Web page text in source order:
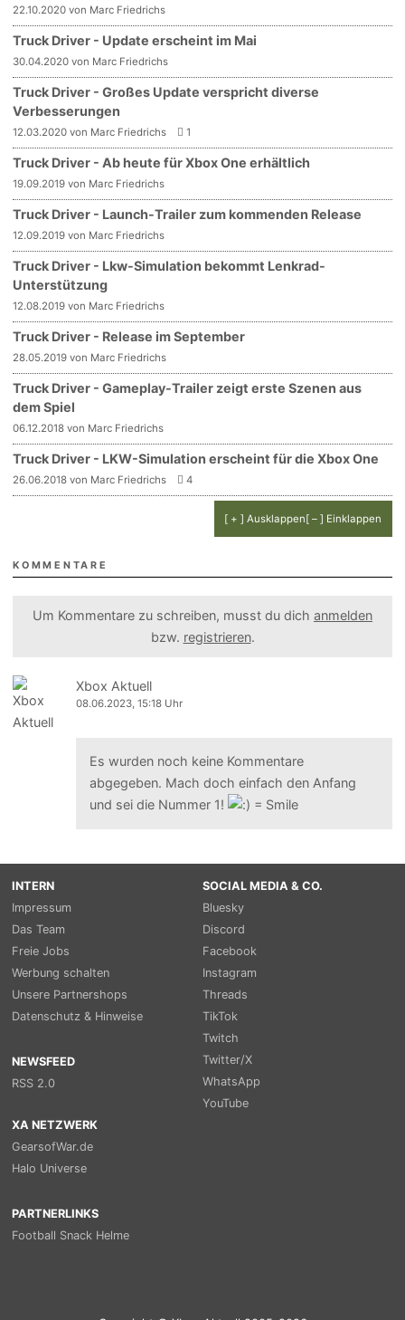
22.10.2020 von Marc Friedrichs
Truck Driver - Update erscheint im Mai
30.04.2020 von Marc Friedrichs
Truck Driver - Großes Update verspricht diverse
Verbesserungen
12.03.2020 von Marc Friedrichs 1
Truck Driver - Ab heute für Xbox One erhältlich
19.09.2019 von Marc Friedrichs
Truck Driver - Launch-Trailer zum kommenden Release
12.09.2019 von Marc Friedrichs
Truck Driver - Lkw-Simulation bekommt Lenkrad-
Unterstützung
12.08.2019 von Marc Friedrichs
Truck Driver - Release im September
28.05.2019 von Marc Friedrichs
Truck Driver - Gameplay-Trailer zeigt erste Szenen aus
dem Spiel
06.12.2018 von Marc Friedrichs
Truck Driver - LKW-Simulation erscheint für die Xbox One
26.06.2018 von Marc Friedrichs 4
[ + ] Ausklappen[ – ] Einklappen
KOMMENTARE
Um Kommentare zu schreiben, musst du dich anmelden
bzw. registrieren.
Xbox Aktuell
08.06.2023, 15:18 Uhr
Es wurden noch keine Kommentare
abgegeben. Mach doch einfach den Anfang
und sei die Nummer 1!
INTERN
Impressum
Das Team
Freie Jobs
Werbung schalten
Unsere Partnershops
Datenschutz & Hinweise
NEWSFEED
RSS 2.0
SOCIAL MEDIA & CO.
Bluesky
Discord
Facebook
Instagram
Threads
TikTok
Twitch
Twitter/X
WhatsApp
YouTube
XA NETZWERK
GearsofWar.de
Halo Universe
PARTNERLINKS
Football Snack Helme